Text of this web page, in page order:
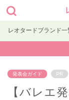
レオタードブランド一
発表会ガイド PR
【バレエ